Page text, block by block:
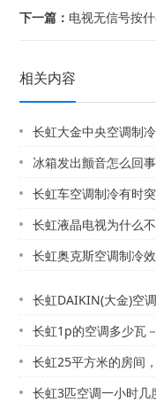
下一篇： 电视无信号按什
相关内容
长虹大金中央空调制冷和制热面积约220平方米
冰箱发出颤音怎么回事,
长虹车空调制冷有时突然不制冷了，一会儿又
长虹液晶电视为什么不用机顶盒+
长虹奥克斯空调制冷效果不好怎样解决
长虹DAIKIN(大金)空调总部在哪里？-
长虹1p的空调多少瓦－_1~长虹1P
长虹25平方米的房间，有西晒，用大1.5P的
长虹3匹空调一小时几度电_10|长虹3匹空